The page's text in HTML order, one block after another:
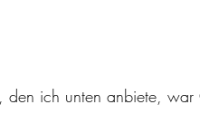
den ich unten anbiete,